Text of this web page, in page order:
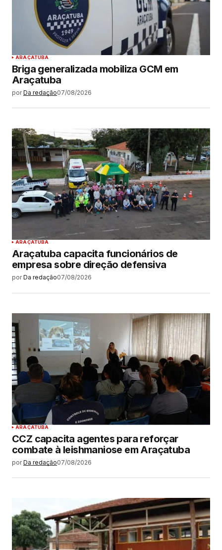
ARAÇATUBA
Briga generalizada mobiliza GCM em
Araçatuba
por Da redação07/08/2026
ARAÇATUBA
Araçatuba capacita funcionários de
empresa sobre direção defensiva
por Da redação07/08/2026
ARAÇATUBA
CCZ capacita agentes para reforçar
combate à leishmaniose em Araçatuba
por Da redação07/08/2026